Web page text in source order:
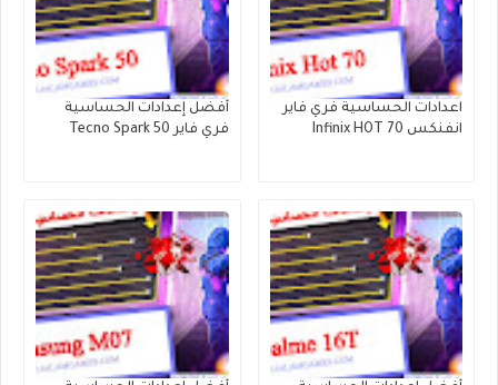
اعدادات الحساسية فري فاير
انفنكس Infinix HOT 70
أفضل إعدادات الحساسية
فري فاير Tecno Spark 50